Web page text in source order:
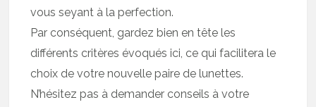
vous seyant à la perfection.
Par conséquent, gardez bien en tête les
différents critères évoqués ici, ce qui facilitera le
choix de votre nouvelle paire de lunettes.
N’hésitez pas à demander conseils à votre